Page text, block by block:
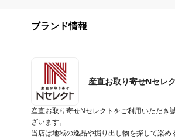
ブランド情報
産直お取り寄せNセレ
産直お取り寄せNセレクトをご利用いただき
ざいます。
当店は地域の逸品や掘り出し物を探して楽め